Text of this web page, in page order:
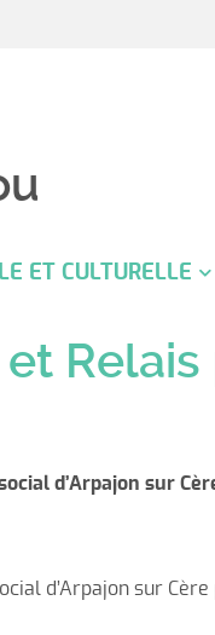
ET CULTURELLE
Arpajon sur Cère
d’Arpajon sur
d’Arpajon sur